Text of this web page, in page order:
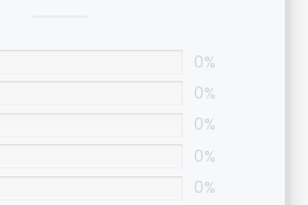
0%
0%
0%
0%
0%